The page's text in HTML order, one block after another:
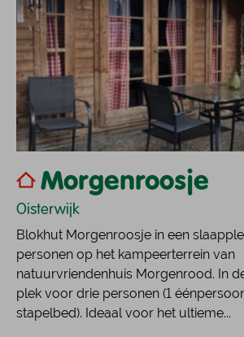
Morgenroosje
Oisterwijk
Blokhut Morgenroosje in een
personen op het kampeerterrein van
natuurvriendenhuis Morgenrood. In
plek voor drie personen (1
stapelbed). Ideaal voor het ultieme...